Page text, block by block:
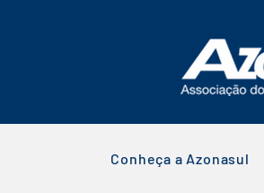
Conheça a Azonasul